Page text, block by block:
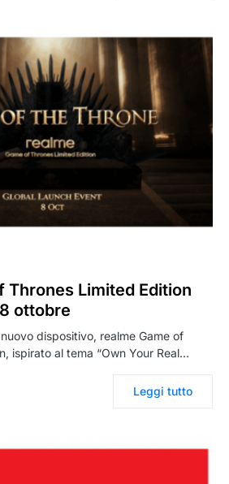
Thrones Limited Edition
ottobre
dispositivo, realme Game of
ispirato al tema “Own Your Real…
Leggi tutto